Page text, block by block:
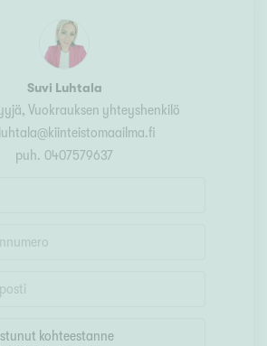
Suvi Luhtala
Vuokrauksen yhteyshenkilö
puh. 0407579637